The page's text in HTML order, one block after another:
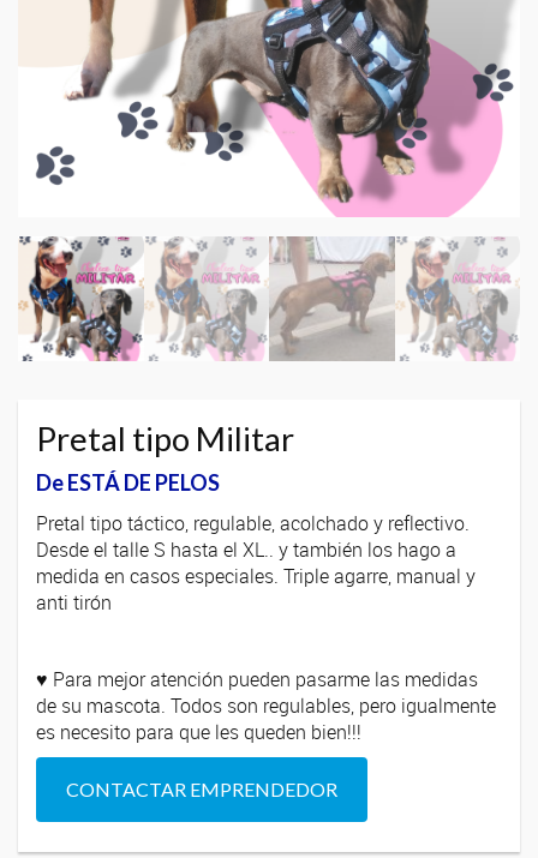
Pretal tipo Militar
De ESTÁ DE PELOS
Pretal tipo táctico, regulable, acolchado y reflectivo.
Desde el talle S hasta el XL.. y también los hago a
medida en casos especiales. Triple agarre, manual y
anti tirón
♥ Para mejor atención pueden pasarme las medidas
de su mascota. Todos son regulables, pero igualmente
es necesito para que les queden bien!!!
CONTACTAR EMPRENDEDOR